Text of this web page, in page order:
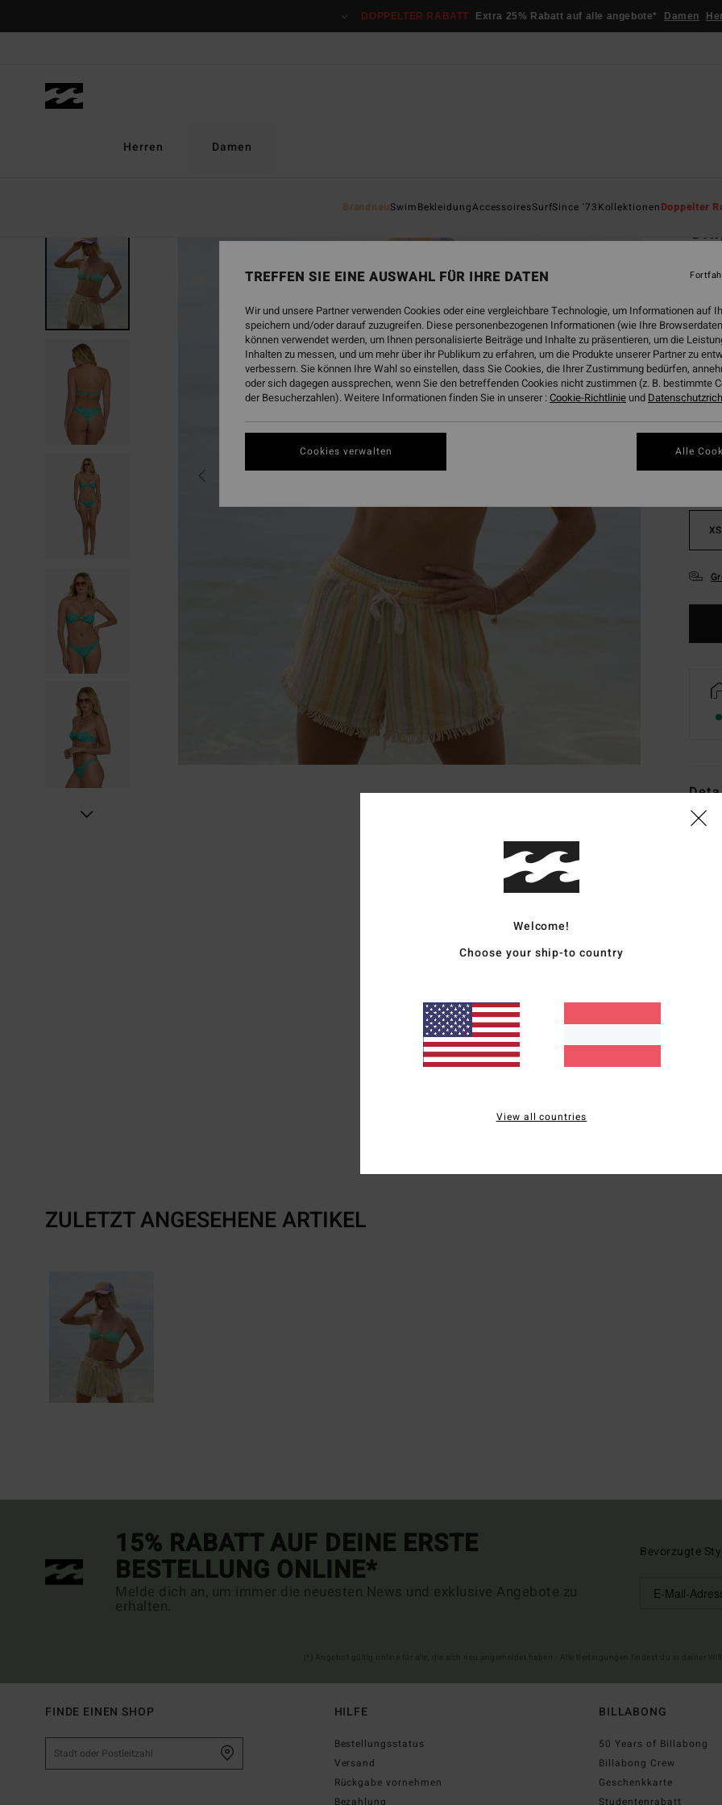
DOPPELTER RABATT Extra 25% Rabatt auf alle angebote* Damen
Herren Damen
BrandneuSwimBekleidungAccessoiresSurfSince '73KollektionenDoppelter
€
SALE
Farbe
XS
ZULETZT ANGESEHENE ARTIKEL
15% RABATT AUF DEINE ERSTE
BESTELLUNG ONLINE*
Melde dich an, um immer die neuesten News und exklusive Angebote zu
erhalten.
Bevorzugte
FINDE EINEN SHOP HILFE
Bestellungsstatus
Versand
Rückgabe vornehmen
Bezahlung
BILLABONG
50 Years of Billabong
Billabong Crew
Geschenkkarte
Studentenrabatt
Welcome!
Choose your ship-to country
View all countries
TREFFEN SIE EINE AUSWAHL FÜR IHRE DATEN
Wir und unsere Partner verwenden Cookies oder eine vergleichbare Technologie, um Informationen auf
speichern und/oder darauf zuzugreifen. Diese personenbezogenen Informationen (wie Ihre
können verwendet werden, um Ihnen personalisierte Beiträge und Inhalte zu präsentieren, um die
Inhalten zu messen, und um mehr über ihr Publikum zu erfahren, um die Produkte unserer Partner zu
verbessern. Sie können Ihre Wahl so einstellen, dass Sie Cookies, die Ihrer Zustimmung bedürfen,
oder sich dagegen aussprechen, wenn Sie den betreffenden Cookies nicht zustimmen (z. B. bestimmte
der Besucherzahlen). Weitere Informationen finden Sie in unserer :Cookie-Richtlinie und
Cookies verwalten Alle